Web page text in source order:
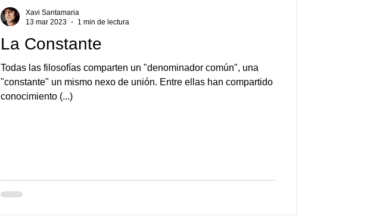
La Constante
Todas las filosofías comparten un "denominador común", una
"constante" un mismo nexo de unión. Entre ellas han compartido
conocimiento (...)
Xavi Santamaria
13 mar 2023
1 min de lectura